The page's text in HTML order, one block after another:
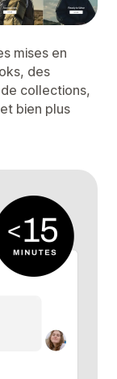
mises en
des
collections,
bien plus